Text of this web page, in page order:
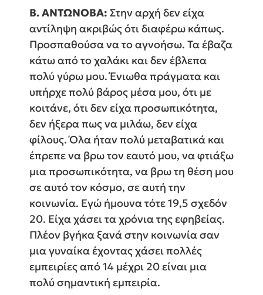
Β. ΑΝΤΩΝΟΒΑ: Στην αρχή δεν είχα
αντίληψη ακριβώς ότι διαφέρω κάπως.
Προσπαθούσα να το αγνοήσω. Τα έβαζα
κάτω από το χαλάκι και δεν έβλεπα
πολύ γύρω μου. Ένιωθα πράγματα και
υπήρχε πολύ βάρος μέσα μου, ότι με
κοιτάνε, ότι δεν είχα προσωπικότητα,
δεν ήξερα πως να μιλάω, δεν είχα
φίλους. Όλα ήταν πολύ μεταβατικά και
έπρεπε να βρω τον εαυτό μου, να φτιάξω
μια προσωπικότητα, να βρω τη θέση μου
σε αυτό τον κόσμο, σε αυτή την
κοινωνία. Εγώ ήμουνα τότε 19,5 σχεδόν
20. Είχα χάσει τα χρόνια της εφηβείας.
Πλέον βγήκα ξανά στην κοινωνία σαν
μια γυναίκα έχοντας χάσει πολλές
εμπειρίες από 14 μέχρι 20 είναι μια
πολύ σημαντική εμπειρία.